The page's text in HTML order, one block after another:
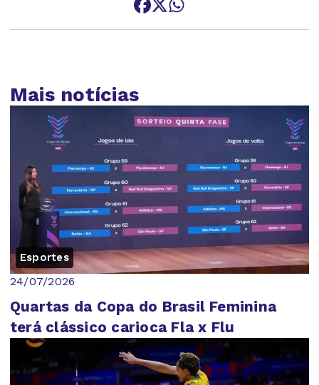
Mais notícias
Esportes
24/07/2026
Quartas da Copa do Brasil Feminina
terá clássico carioca Fla x Flu